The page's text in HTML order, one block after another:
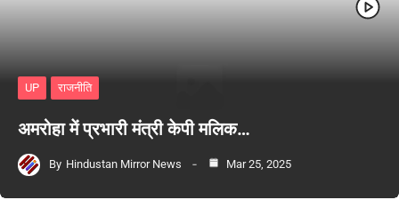
UP राजनीति
अमरोहा में प्रभारी मंत्री केपी मलिक…
By Hindustan Mirror News Mar 25, 2025